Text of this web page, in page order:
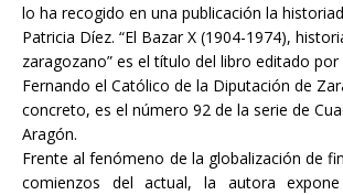
lo ha recogido en una publicación la
Patricia Díez. “El Bazar X (1904-1974),
zaragozano” es el título del libro editado
Fernando el Católico de la Diputación de
concreto, es el número 92 de la serie de
Aragón.
Frente al fenómeno de la globalización de
comienzos del actual, la autora